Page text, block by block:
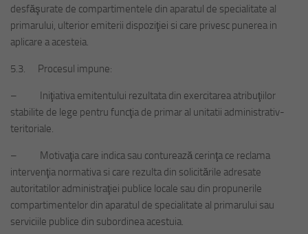
desfăşurate de compartimentele din aparatul de specialitate al
primarului, ulterior emiterii dispoziţiei si care privesc punerea in
aplicare a acesteia.
5.3. Procesul impune:
– Iniţiativa emitentului rezultata din exercitarea atribuţiilor
stabilite de lege pentru funcţia de primar al unitatii administrativ-
teritoriale.
– Motivaţia care indica sau conturează cerinţa ce reclama
intervenţia normativa si care rezulta din solicitările adresate
autoritatilor administraţiei publice locale sau din propunerile
compartimentelor din aparatul de specialitate al primarului sau
serviciile publice din subordinea acestuia.